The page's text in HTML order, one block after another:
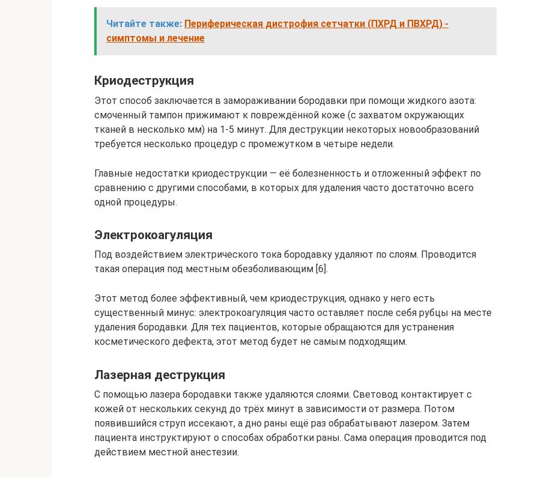
Читайте также: Периферическая дистрофия сетчатки (ПХРД и ПВХРД) -
симптомы и лечение
Криодеструкция
Этот способ заключается в замораживании бородавки при помощи жидкого азота:
смоченный тампон прижимают к повреждённой коже (с захватом окружающих
тканей в несколько мм) на 1-5 минут. Для деструкции некоторых новообразований
требуется несколько процедур с промежутком в четыре недели.
Главные недостатки криодеструкции — её болезненность и отложенный эффект по
сравнению с другими способами, в которых для удаления часто достаточно всего
одной процедуры.
Электрокоагуляция
Под воздействием электрического тока бородавку удаляют по слоям. Проводится
такая операция под местным обезболивающим [6].
Этот метод более эффективный, чем криодеструкция, однако у него есть
существенный минус: электрокоагуляция часто оставляет после себя рубцы на месте
удаления бородавки. Для тех пациентов, которые обращаются для устранения
косметического дефекта, этот метод будет не самым подходящим.
Лазерная деструкция
С помощью лазера бородавки также удаляются слоями. Световод контактирует с
кожей от нескольких секунд до трёх минут в зависимости от размера. Потом
появившийся струп иссекают, а дно раны ещё раз обрабатывают лазером. Затем
пациента инструктируют о способах обработки раны. Сама операция проводится под
действием местной анестезии.